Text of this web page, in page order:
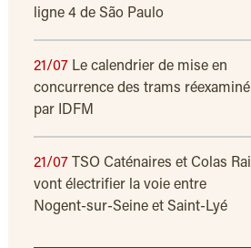
ligne 4 de São Paulo
21/07 Le calendrier de mise en
concurrence des trams réexaminé
par IDFM
21/07
TSO Caténaires et Colas Rail
vont électrifier la voie entre
Nogent-sur-Seine et Saint-Lyé